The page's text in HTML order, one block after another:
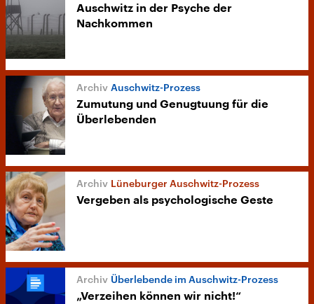
Auschwitz in der Psyche der
Nachkommen
Auschwitz-Prozess
Zumutung und Genugtuung für die
Überlebenden
Lüneburger Auschwitz-Prozess
Vergeben als psychologische Geste
Überlebende im Auschwitz-Prozess
„Verzeihen können wir nicht!“